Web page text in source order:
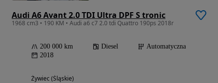
Audi A6 Avant 2.0 TDI Ultra DPF S tronic
1968 cm3 • 190 KM • Audi a6 c7 2.0 tdi Quattro 190ps 2018r
200 000 km Diesel
Automatyczna
2018
Żywiec (Śląskie)